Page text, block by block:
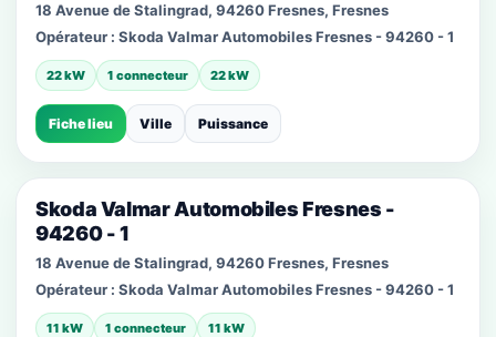
18 Avenue de Stalingrad, 94260 Fresnes, Fresnes
Opérateur : Skoda Valmar Automobiles Fresnes - 94260 - 1
22 kW 1 connecteur 22 kW
Fiche lieu Ville Puissance
Skoda Valmar Automobiles Fresnes -
94260 - 1
18 Avenue de Stalingrad, 94260 Fresnes, Fresnes
Opérateur : Skoda Valmar Automobiles Fresnes - 94260 - 1
11 kW 1 connecteur 11 kW